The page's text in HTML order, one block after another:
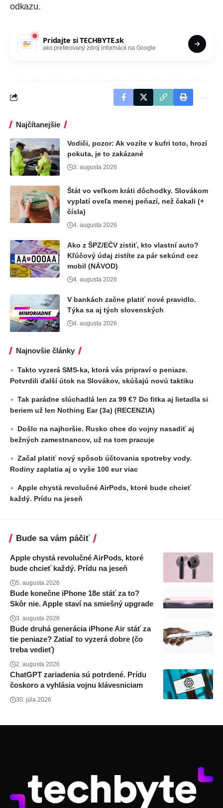
odkazu.
Pridajte siTECHBYTE.sk
ako preferovaný zdroj informácií na Google
Najčítanejšie
Vodiči, pozor: Ak vozíte v kufri toto, hrozí
pokuta, je to zakázané
3. augusta 2026
Štát vo veľkom kráti dôchodky. Slovákom
vyplatí oveľa menej peňazí, než čakali (+
čísla)
4. augusta 2026
Ako z ŠPZ/EČV zistiť, kto vlastní auto?
Kľúčový údaj zistíte za pár sekúnd cez
mobil (NÁVOD)
4. augusta 2026
V bankách začne platiť nové pravidlo.
Týka sa aj tých slovenských
4. augusta 2026
Najnovšie články
Takto vyzerá SMS-ka, ktorá vás pripraví o peniaze.
Potvrdili ďalší útok na Slovákov, skúšajú novú taktiku
Tak parádne slúchadlá len za 99 €? Do fitka aj lietadla si
beriem už len Nothing Ear (3a) (RECENZIA)
Došlo na najhoršie. Rusko chce do vojny nasadiť aj
bežných zamestnancov, už na tom pracuje
Začal platiť nový spôsob účtovania spotreby vody.
Rodiny zaplatia aj o vyše 100 eur viac
Apple chystá revolučné AirPods, ktoré bude chcieť
každý. Prídu na jeseň
Bude sa vám páčiť
Apple chystá revolučné AirPods, ktoré
bude chcieť každý. Prídu na jeseň
5. augusta 2026
Bude konečne iPhone 18e stáť za to?
Skôr nie. Apple staví na smiešný upgrade
3. augusta 2026
Bude druhá generácia iPhone Air stáť za
tie peniaze? Zatiaľ to vyzerá dobre (čo
treba vedieť)
2. augusta 2026
ChatGPT zariadenia sú potrdené. Prídu
čoskoro a vyhlásia vojnu klávesniciam
30. júla 2026